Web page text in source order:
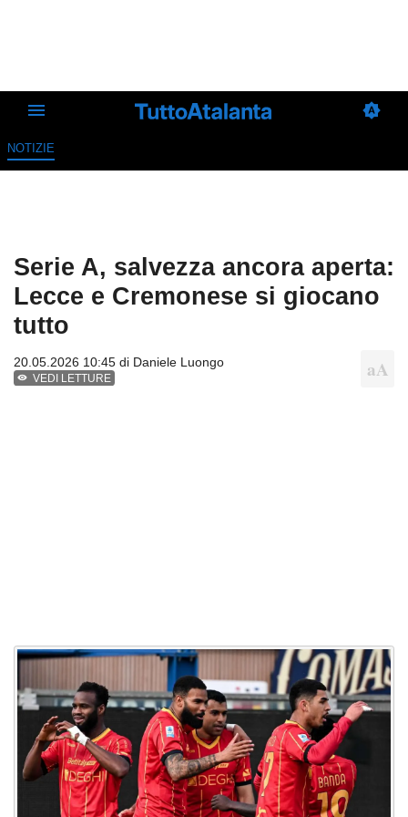
NOTIZIE
Serie A, salvezza ancora aperta:
Lecce e Cremonese si giocano
tutto
20.05.2026 10:45 di Daniele Luongo
VEDI LETTURE